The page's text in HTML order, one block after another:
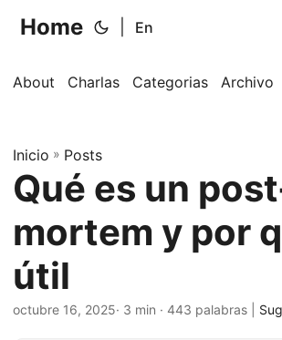
Home En
About Charlas Categorias Archivo
Inicio » Posts
Qué es un
mortem y por
útil
octubre 16, 2025· 3 min · 443 palabras |